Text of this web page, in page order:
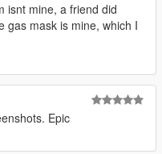
isnt mine, a friend did
gas mask is mine, which I
Epic